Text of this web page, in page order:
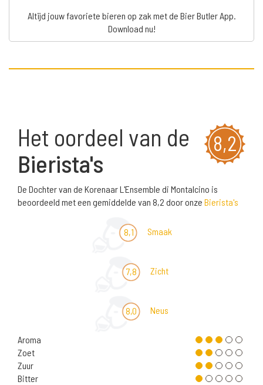
Altijd jouw favoriete bieren op zak met de Bier Butler App.
Download nu!
8,2
Het oordeel van de
Bierista's
De Dochter van de Korenaar L'Ensemble di Montalcino is
beoordeeld met een gemiddelde van 8,2 door onze Bierista's
8,1 Smaak
7,8 Zicht
8,0 Neus
Aroma
Zoet
Zuur
Bitter